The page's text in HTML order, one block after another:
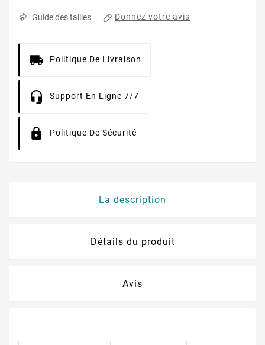
Guide des tailles Donnez votre avis
Politique De Livraison
Support En Ligne 7/7
Politique De Sécurité
La description
Détails du produit
Avis